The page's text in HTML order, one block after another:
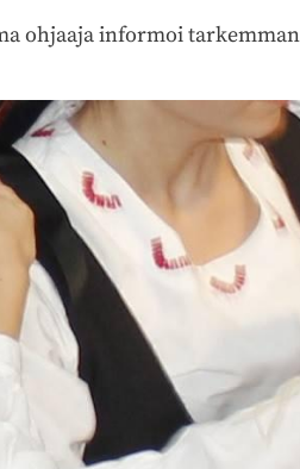
ohjaaja informoi